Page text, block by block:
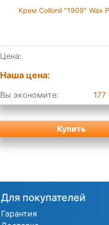
Крем Collonil "1909" Wax
Цена:
Наша цена:
Вы экономите:
Купить
Для покупателей
Гарантия